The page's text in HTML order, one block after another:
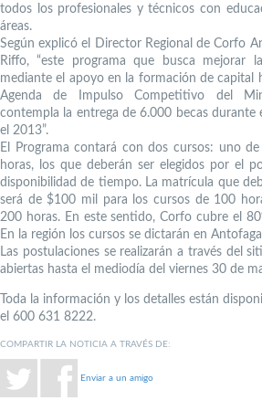
todos los profesionales y técnicos con
áreas.
Según explicó el Director Regional de Corfo
Riffo, “este programa que busca mejorar
mediante el apoyo en la formación de capital
Agenda de Impulso Competitivo del
contempla la entrega de 6.000 becas durante
el 2013”.
El Programa contará con dos cursos: uno
horas, los que deberán ser elegidos por el
disponibilidad de tiempo. La matrícula que
será de $100 mil para los cursos de 100
200 horas. En este sentido, Corfo cubre el
En la región los cursos se dictarán en
Las postulaciones se realizarán a través del
abiertas hasta el mediodía del viernes 30 de
Toda la información y los detalles están
el 600 631 8222.
COMPARTIR LA NOTICIA A TRAVÉS DE:
Enviar a un amigo